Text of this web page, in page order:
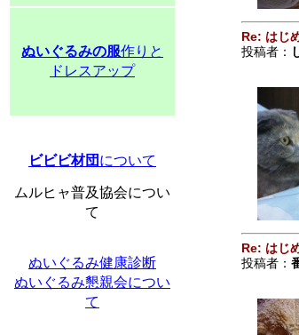
ぬいぐるみの服作りと
ドレスアップ
ビビビ材団 について
ムルヒャ普及協会につい
て
ぬいぐるみ健康診断
ぬいぐるみ懇親会につい
て
Re: はじ
投稿者：
Re: はじ
投稿者：